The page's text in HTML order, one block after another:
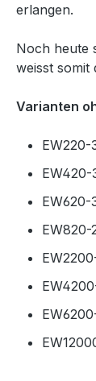
erlangen.
Noch heute
weisst somit
Varianten
EW220-
EW420-
EW620-
EW820-